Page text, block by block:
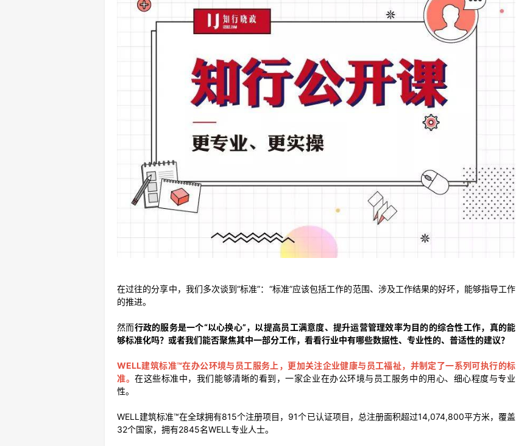
在过往的分享中，我们多次谈到“标准”：“标准”应该包括工作的范围、涉及工作结果的好坏，能够指导工作
的推进。
然而行政的服务是一个“以心换心”，以提高员工满意度、提升运营管理效率为目的的综合性工作，真的能
够标准化吗？或者我们能否聚焦其中一部分工作，看看行业中有哪些数据性、专业性的、普适性的建议？
WELL建筑标准™在办公环境与员工服务上，更加关注企业健康与员工福祉，并制定了一系列可执行的标
准。在这些标准中，我们能够清晰的看到，一家企业在办公环境与员工服务中的用心、细心程度与专业
性。
WELL建筑标准™在全球拥有815个注册项目，91个已认证项目，总注册面积超过14,074,800平方米，覆盖
32个国家，拥有2845名WELL专业人士。